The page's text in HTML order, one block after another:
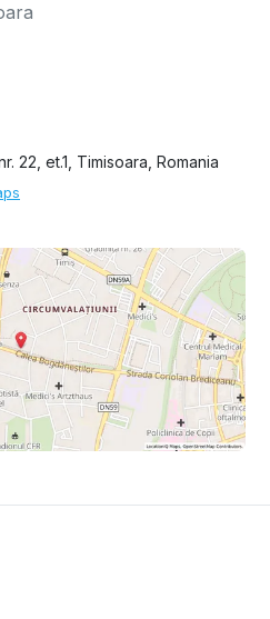
22, et.1, Timisoara, Romania